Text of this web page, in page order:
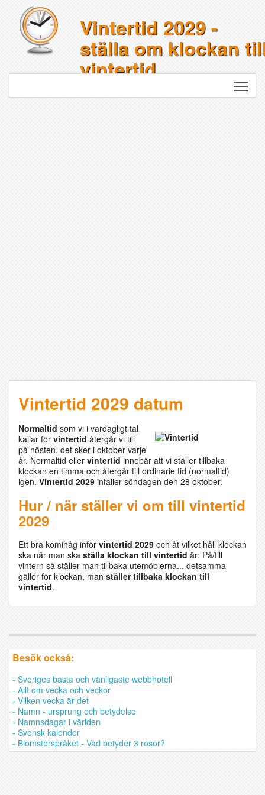
Vintertid 2029 -
ställa om klockan
vintertid
Vintertid 2029 datum
Normaltid som vi i vardagligt tal
kallar för vintertid återgår vi till
på hösten, det sker i oktober varje
år. Normaltid eller vintertid innebär att vi ställer tillbaka
klockan en timma och återgår till ordinarie tid (normaltid)
igen. Vintertid 2029 infaller söndagen den 28 oktober.
Hur / när ställer vi om till vintertid
2029
Ett bra komihåg inför vintertid 2029 och åt vilket håll klockan
ska när man ska ställa klockan till vintertid är: På/till
vintern så ställer man tillbaka utemöblerna... detsamma
gäller för klockan, man ställer tillbaka klockan till
vintertid.
Besök också:
- Sveriges bästa och vänligaste webbhotell
- Allt om vecka och veckor
- Vilken vecka är det
- Namn - ursprung och betydelse
- Namnsdagar i världen
- Svensk kalender
- Blomsterspråket - Vad betyder 3 rosor?